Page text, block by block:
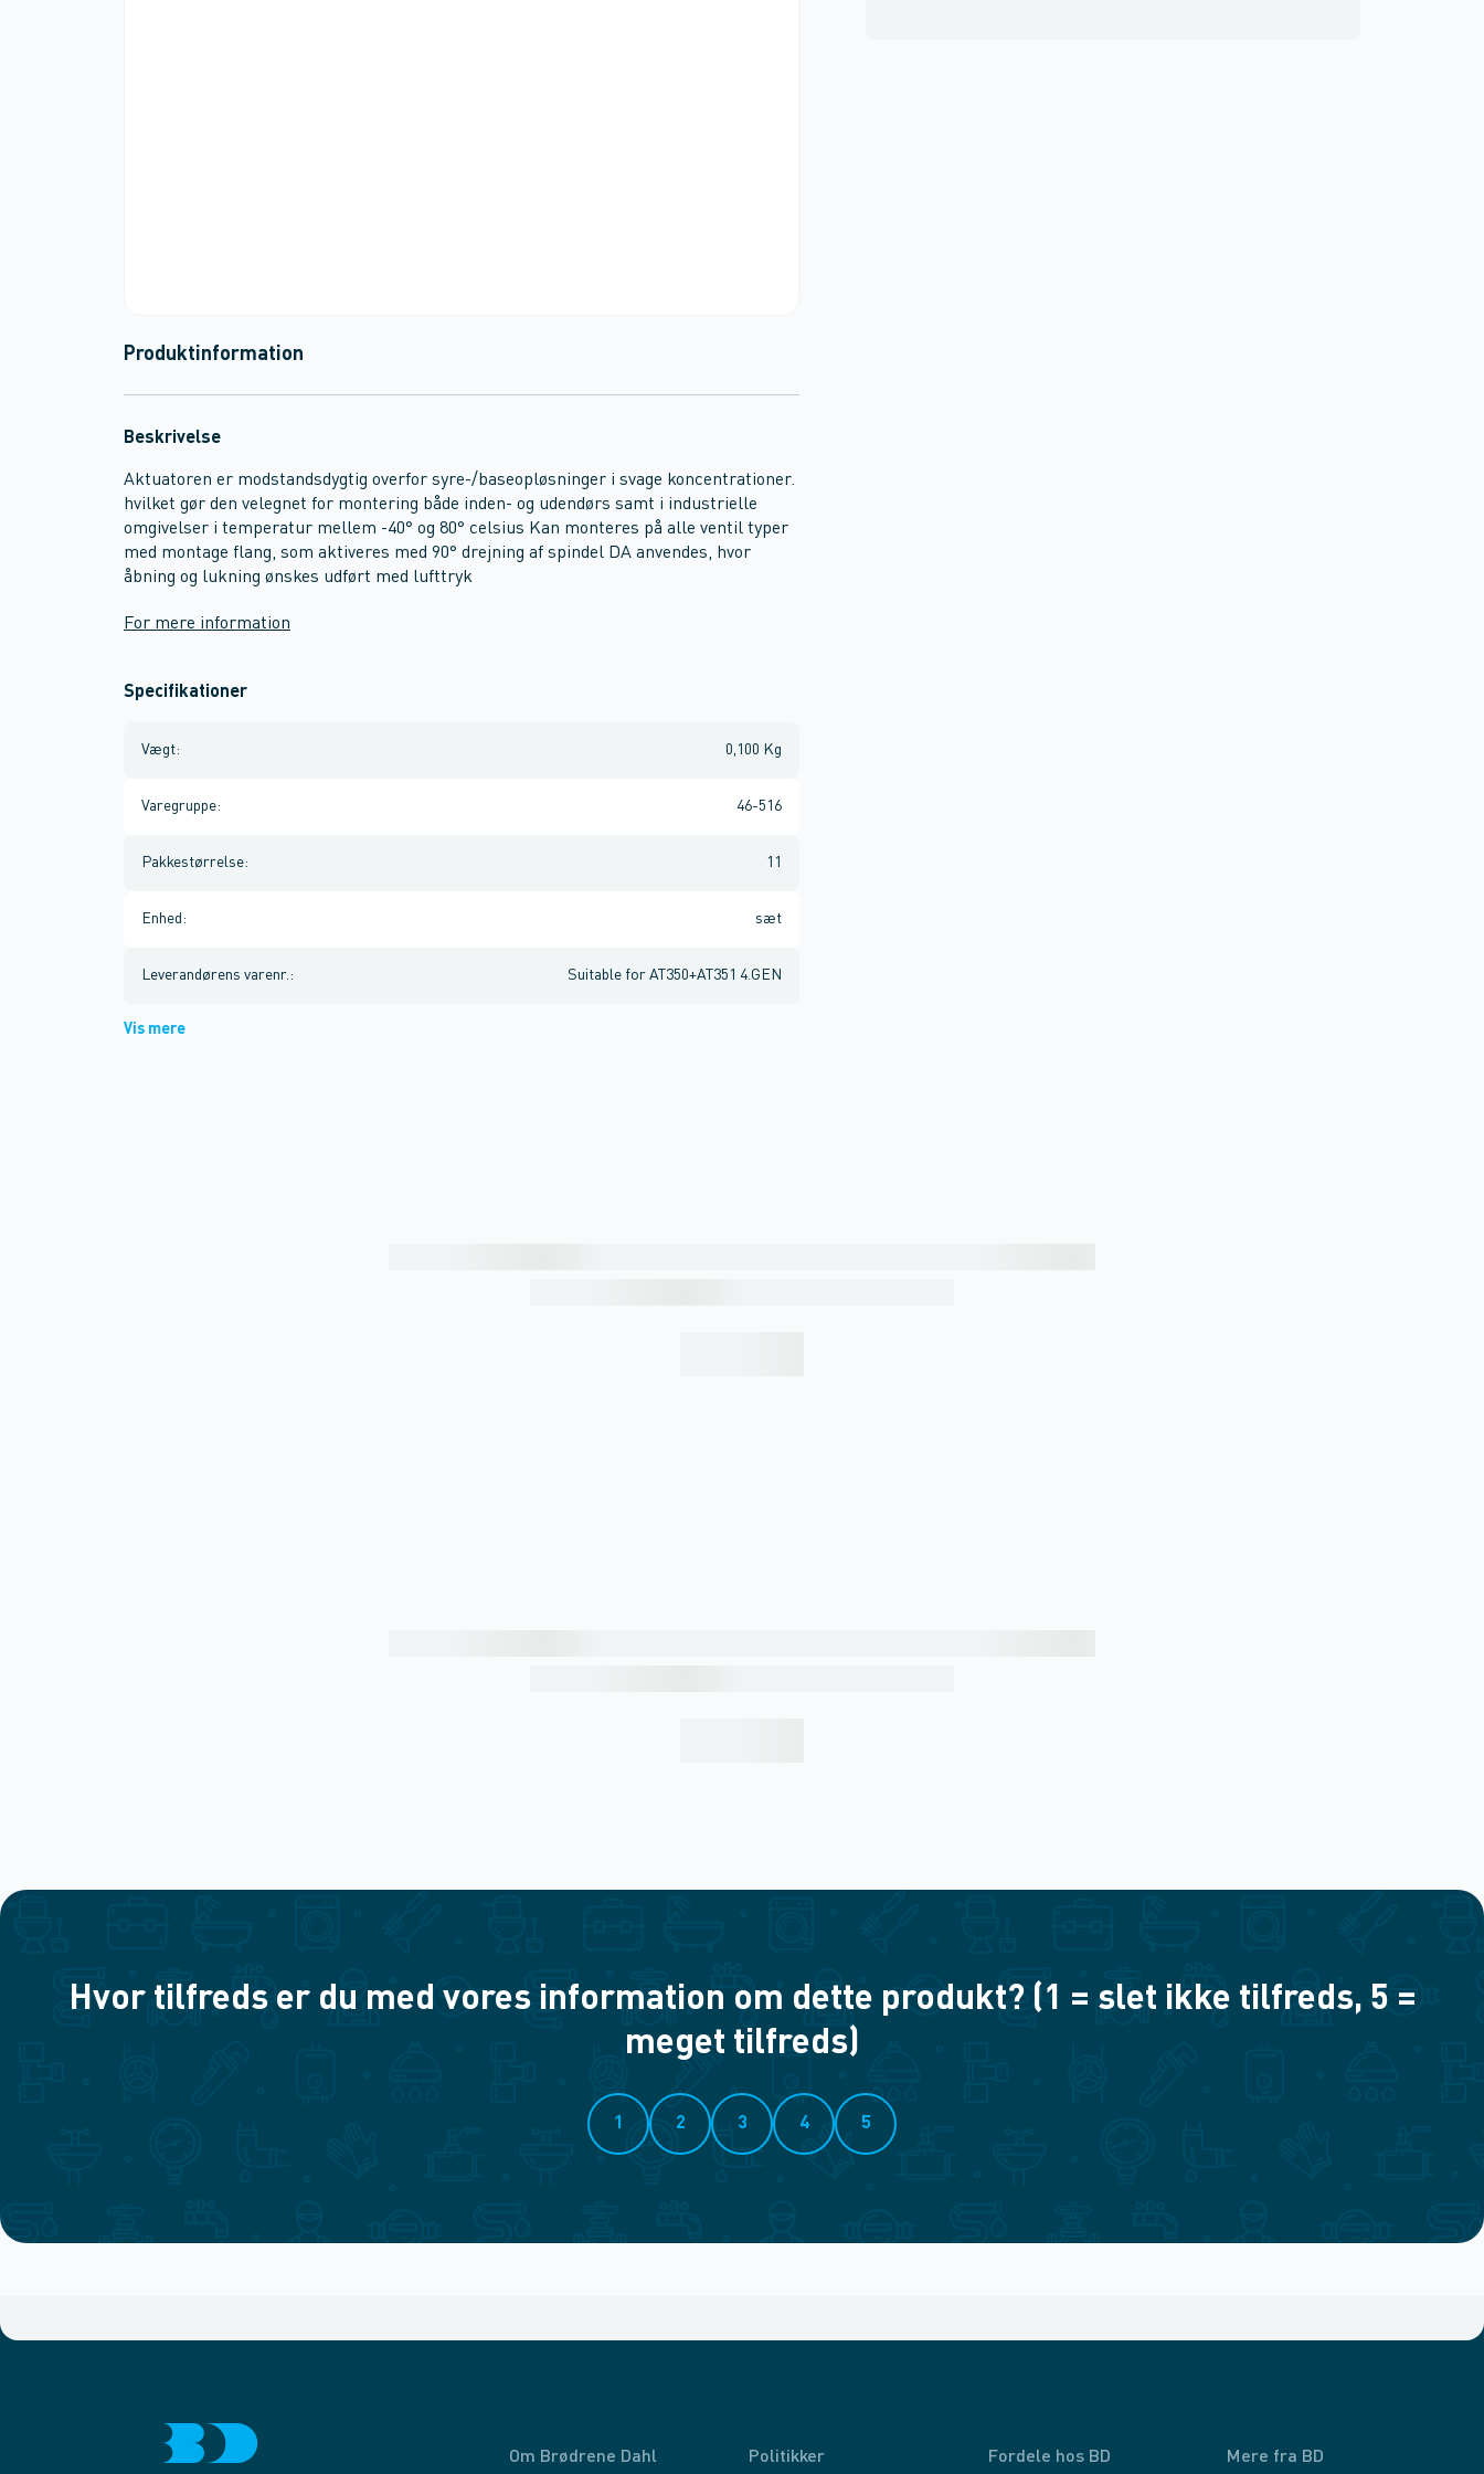
Produktinformation
Beskrivelse
Aktuatoren er modstandsdygtig overfor syre-/baseopløsninger i svage koncentrationer.
hvilket gør den velegnet for montering både inden- og udendørs samt i industrielle
omgivelser i temperatur mellem -40° og 80° celsius Kan monteres på alle ventil typer
med montage flang, som aktiveres med 90° drejning af spindel DA anvendes, hvor
åbning og lukning ønskes udført med lufttryk
For mere information
Specifikationer
Vægt: 0,100 Kg
Varegruppe: 46-516
Pakkestørrelse: 11
Enhed : sæt
Leverandørens varenr. : Suitable for AT350+AT351 4.GEN
Vis mere
Hvor tilfreds er du med vores information om dette produkt? (1 = slet ikke tilfreds, 5 =
meget tilfreds)
1 2 3 4 5
Om Brødrene Dahl Politikker Fordele hos BD Mere fra BD